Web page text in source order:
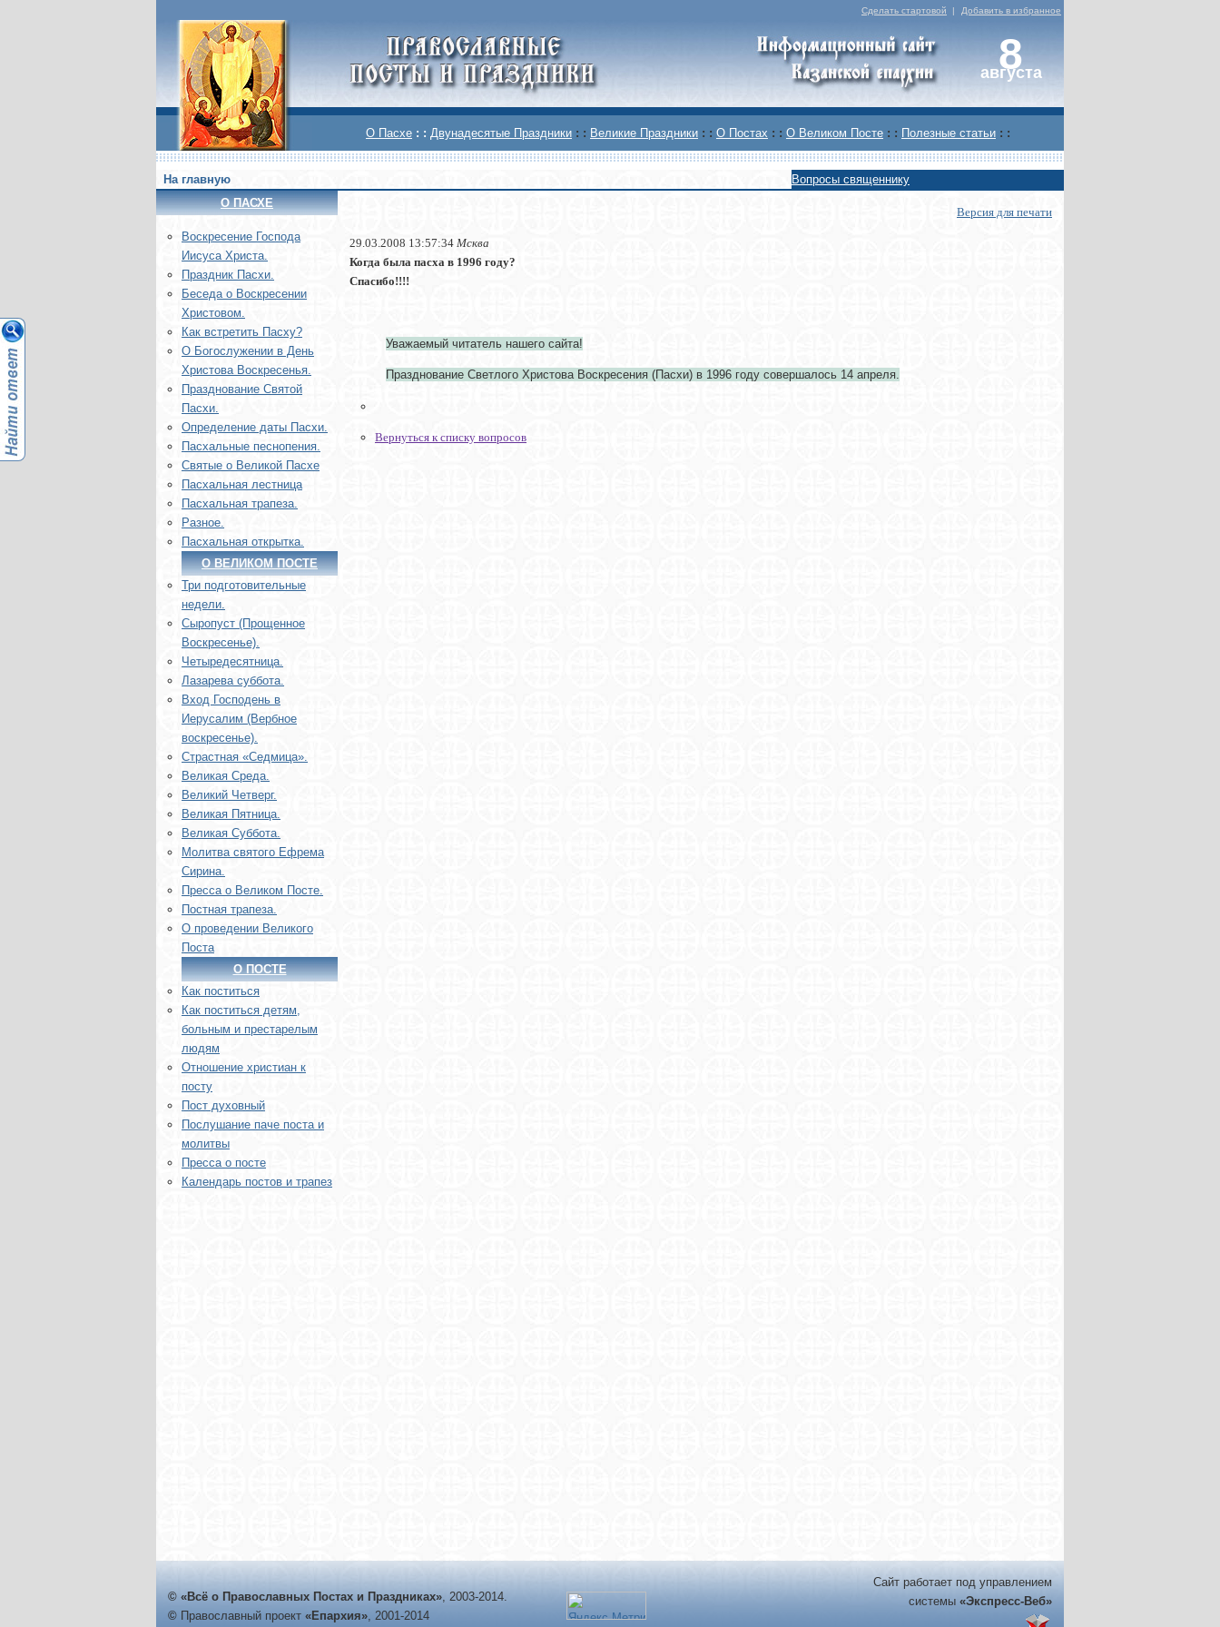
Сделать стартовой | Добавить в избранное
8
августа
О Пасхе : : Двунадесятые Праздники : : Великие Праздники : : О Постах : : О Великом Посте : : Полезные статьи : :
На главную
Вопросы священнику
О ПАСХЕ
Воскреcение Господа
Иисуса Христа.
Праздник Пасхи.
Беседа о Воскресении
Христовом.
Как встретить Пасху?
О Богослужении в День
Христова Воскресенья.
Празднование Святой
Пасхи.
Определение даты Пасхи.
Пасхальные песнопения.
Святые о Великой Пасхе
Пасхальная лестница
Пасхальная трапеза.
Разное.
Пасхальная открытка.
О ВЕЛИКОМ ПОСТЕ
Три подготовительные
недели.
Сыропуст (Прощенное
Воскресенье).
Четыредесятница.
Лазарева суббота.
Вход Господень в
Иерусалим (Вербное
воскресенье).
Страстная «Седмица».
Великая Среда.
Великий Четверг.
Великая Пятница.
Великая Суббота.
Молитва святого Ефрема
Сирина.
Пресса о Великом Посте.
Постная трапеза.
О проведении Великого
Поста
О ПОСТЕ
Как поститься
Как поститься детям,
больным и престарелым
людям
Отношение христиан к
посту
Пост духовный
Послушание паче поста и
молитвы
Пресса о посте
Календарь постов и трапез
Версия для печати
29.03.2008 13:57:34 Мсква
Когда была пасха в 1996 году?
Спасибо!!!!
Уважаемый читатель нашего сайта!
Празднование Светлого Христова Воскресения (Пасхи) в 1996 году совершалось 14 апреля.
Вернуться к списку вопросов
© «Всё о Православных Постах и Праздниках», 2003-2014.
© Православный проект «Епархия», 2001-2014
Сайт работает под управлением
системы «Экспресс-Веб»